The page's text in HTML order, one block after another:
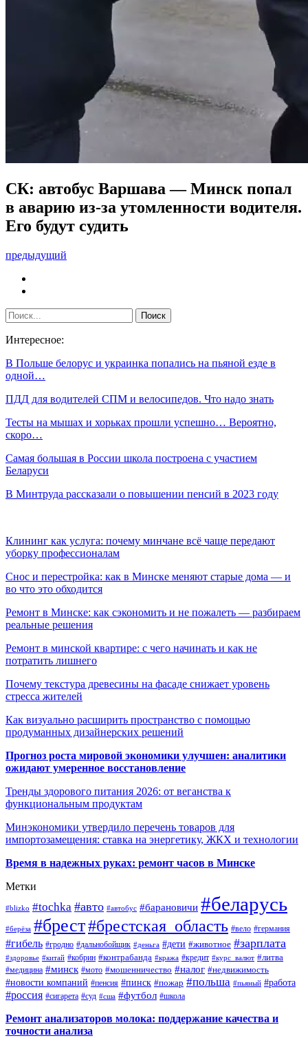
СК: автобус Варшава — Минск попал
в аварию из-за утомленности водителя.
Его будут судить
предыдущий
Интересное:
В Польше белорус и украинка попались на пьяной езде в
одной…
ПДД для водителей СПМ и велосипедов. Что надо знать
Тесты на мышах и хорьках прошли успешно… Вероятно,
скоро…
Самая большая в России школа построена с участием
Беларуси
В Минтруда рассказали о повышении пенсий в 2023 году
Клининг как услуга: почему минчане всё чаще передают
уборку профессионалам
Снос и перестройка: как в Минске меняют старые дома — и
во что это обходится
Ремонт в Минске: как сэкономить и не пожалеть — разбираем
реальные решения
Ремонт в минской квартире: с чего начинать и как не
потратить лишнего
Почему текстура древесины на фасаде снижает уровень
стресса жителей
Как визуально расширить пространство с помощью
продуманных дизайнерских решений
Прогноз роста мировой экономики улучшен: аналитики
ожидают умеренное восстановление
Тренды здорового питания 2026: от веганства к
функциональным продуктам
Минэкономики утвердило перечень товаров для
импортозамещения: ставка на энергетику, ЖКХ и технологии
Время в надежных руках: ремонт часов в Минске
Метки
#blizko #tochka #авто #автобус #барановичи #беларусь
#берёза #брест#брестская_область #вело #германия
#гибель #гродно #дальнобойщик #деньга #дети #животное #зарплата
#здоровье #китай #кобрин #контрабанда #кража #кредит #курс_валют #литва
#медицина #минск #мото #мошенничество #налог #недвижимость
#новости компаний #пенсия #пинск #пожар #польша #пьяный #работа
#россия #сигарета #суд #сша #футбол #школа
Ремонт анализаторов молока: поддержание качества и
точности анализа